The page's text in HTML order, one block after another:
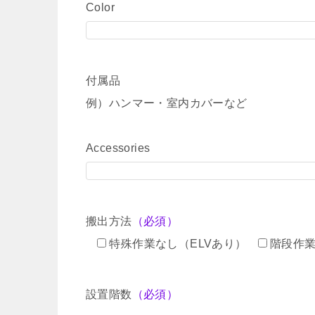
Color
付属品
例）ハンマー・室内カバーなど
Accessories
搬出方法 （必須）
特殊作業なし（ELVあり）
階段作
設置階数 （必須）